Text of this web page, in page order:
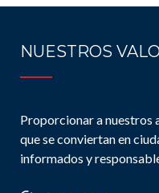
NUESTROS
Proporcionar a nuestros
que se conviertan en
informados y